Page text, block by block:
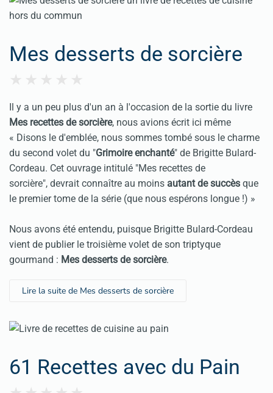
Mes desserts de sorcière
Il y a un peu plus d'un an à l'occasion de la sortie du livre
Mes recettes de sorcière, nous avions écrit ici même
« Disons le d'emblée, nous sommes tombé sous le charme
du second volet du "Grimoire enchanté" de Brigitte Bulard-
Cordeau. Cet ouvrage intitulé "Mes recettes de
sorcière", devrait connaître au moins autant de succès que
le premier tome de la série (que nous espérons longue !) »
Nous avons été entendu, puisque Brigitte Bulard-Cordeau
vient de publier le troisième volet de son triptyque
gourmand : Mes desserts de sorcière.
Lire la suite de Mes desserts de sorcière
61 Recettes avec du Pain